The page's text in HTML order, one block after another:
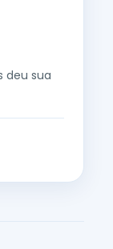
deu sua